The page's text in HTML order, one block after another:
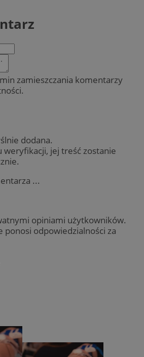
zamieszczania komentarzy
dodana.
weryfikacji, jej treść zostanie
...
opiniami użytkowników.
ponosi odpowiedzialności za